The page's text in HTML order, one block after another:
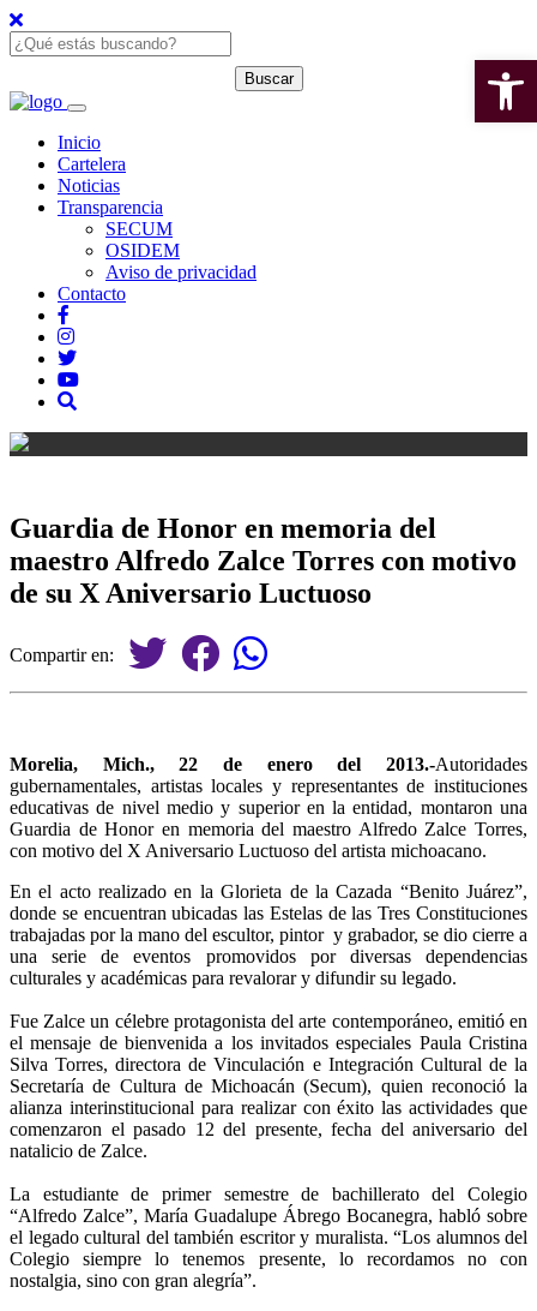
Inicio
Cartelera
Noticias
Transparencia
SECUM
OSIDEM
Aviso de privacidad
Contacto
Guardia de Honor en memoria del
maestro Alfredo Zalce Torres con motivo
de su X Aniversario Luctuoso
Compartir en:
Morelia, Mich., 22 de enero del 2013.-Autoridades
gubernamentales, artistas locales y representantes de instituciones
educativas de nivel medio y superior en la entidad, montaron una
Guardia de Honor en memoria del maestro Alfredo Zalce Torres,
con motivo del X Aniversario Luctuoso del artista michoacano.
En el acto realizado en la Glorieta de la Cazada “Benito Juárez”,
donde se encuentran ubicadas las Estelas de las Tres Constituciones
trabajadas por la mano del escultor, pintor y grabador, se dio cierre a
una serie de eventos promovidos por diversas dependencias
culturales y académicas para revalorar y difundir su legado.
Fue Zalce un célebre protagonista del arte contemporáneo, emitió en
el mensaje de bienvenida a los invitados especiales Paula Cristina
Silva Torres, directora de Vinculación e Integración Cultural de la
Secretaría de Cultura de Michoacán (Secum), quien reconoció la
alianza interinstitucional para realizar con éxito las actividades que
comenzaron el pasado 12 del presente, fecha del aniversario del
natalicio de Zalce.
La estudiante de primer semestre de bachillerato del Colegio
“Alfredo Zalce”, María Guadalupe Ábrego Bocanegra, habló sobre
el legado cultural del también escritor y muralista. “Los alumnos del
Colegio siempre lo tenemos presente, lo recordamos no con
nostalgia, sino con gran alegría”.